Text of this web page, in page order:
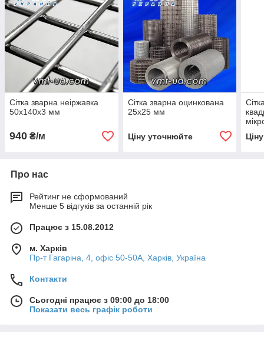
Сітка зварна неіржавка
50х140х3 мм
940 ₴/м
Сітка зварна оцинкована
25х25 мм
Ціну уточнюйте
Про нас
Рейтинг не сформований
Менше 5 відгуків за останній рік
Працює з 15.08.2012
м. Харків
Пр-т Гагаріна, 4, офіс 50-50A, Харків, Україна
Контакти
Сьогодні працює з 09:00 до 18:00
Показати весь графік роботи